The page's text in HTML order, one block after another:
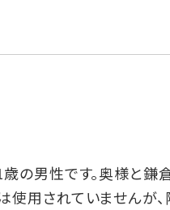
の男性です。奥様と鎌
使用されていませんが